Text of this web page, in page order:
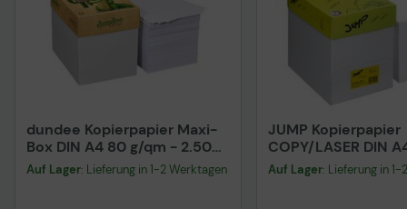
dundee Kopierpapier Maxi-
Box DIN A4 80 g/qm - 2.500
Blatt
Auf Lager: Lieferung in 1-2 Werktagen
JUMP Kopierpapier
COPY/LASER DIN
Auf Lager: Lieferung in